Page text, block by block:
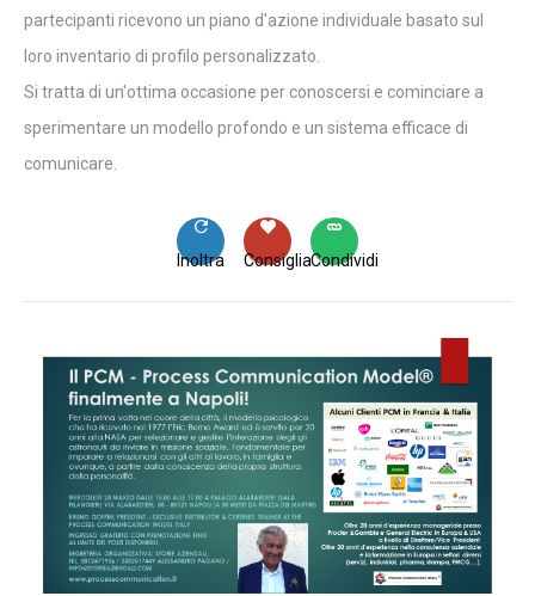
partecipanti ricevono un piano d'azione individuale basato sul
loro inventario di profilo personalizzato.
Si tratta di un'ottima occasione per conoscersi e cominciare a
sperimentare un modello profondo e un sistema efficace di
comunicare.
Condividi
Consiglia
Inoltra